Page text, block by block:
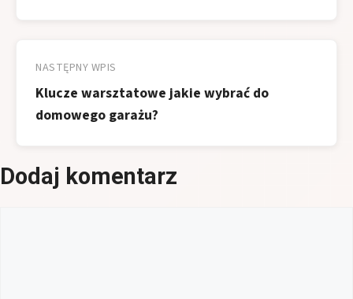
NASTĘPNY WPIS
Klucze warsztatowe jakie wybrać do
domowego garażu?
Dodaj komentarz